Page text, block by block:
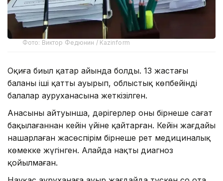
Фото: Виктор Федюнин / Kazinform
Оқиға биыл қаңтар айында болды. 13 жастағы
баланың іші қатты ауырып, облыстық көпбейінді
балалар ауруханасына жеткізілген.
Анасының айтуынша, дәрігерлер оны бірнеше сағат
бақылағаннан кейін үйіне қайтарған. Кейін жағдайы
нашарлаған жасөспірім бірнеше рет медициналық
көмекке жүгінген. Алайда нақты диагноз
қойылмаған.